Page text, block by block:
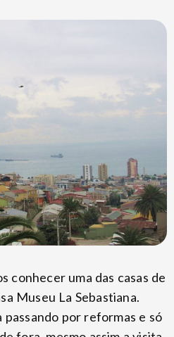
conhecer uma das casas de
Museu La Sebastiana.
por reformas e só